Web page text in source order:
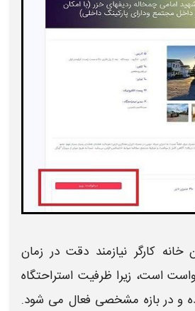
خانه کارگر نیازمند دقت در زمان
است، زیرا ظرفیت استراحتگاه
و در بازه مشخصی فعال می شود.